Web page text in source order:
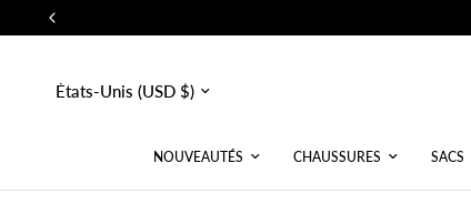
Mettre
à
NOUVEAUTÉS CHAUSSURES SACS